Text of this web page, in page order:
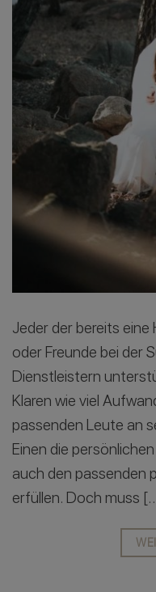
Jeder der bereits
oder Freunde bei der
Dienstleistern
Klaren wie viel
passenden Leute an
Einen die
auch den passenden
erfüllen. Doch muss